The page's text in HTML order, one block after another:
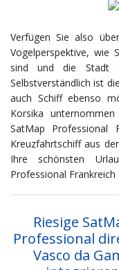
Verfügen Sie also
Vogelperspektive, wie
sind und die Stadt
Selbstverständlich ist
auch Schiff ebenso
Korsika
SatMap Professional
Kreuzfahrtschiff aus
Ihre schönsten
Professional
Riesige
Professional
Vasco da